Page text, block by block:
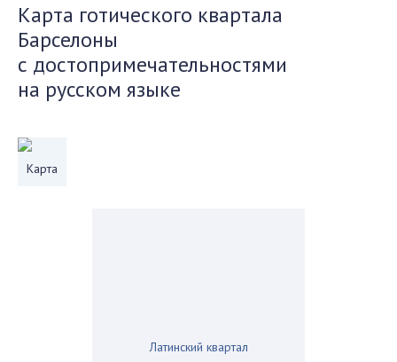
Карта готического квартала
Барселоны
с достопримечательностями
на русском языке
Карта
Латинский квартал